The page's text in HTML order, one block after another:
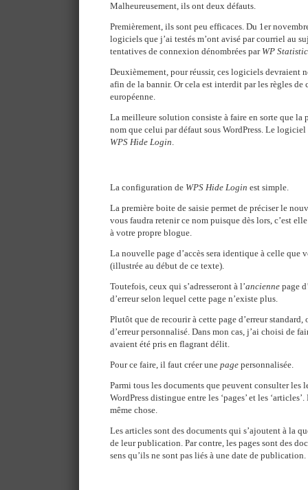
Malheureusement, ils ont deux défauts.
Premièrement, ils sont peu efficaces. Du 1er
logiciels que j’ai testés m’ont avisé par courriel au
tentatives de connexion dénombrées par WP
Deuxièmement, pour réussir, ces logiciels devraient
afin de la bannir. Or cela est interdit par les règles
européenne.
La meilleure solution consiste à faire en sorte que la
nom que celui par défaut sous WordPress. Le
WPS Hide Login.
La configuration de WPS Hide Login est simple.
La première boite de saisie permet de préciser le
vous faudra retenir ce nom puisque dès lors, c’est
à votre propre blogue.
La nouvelle page d’accès sera identique à celle que
(illustrée au début de ce texte).
Toutefois, ceux qui s’adresseront à l’ancienne page
d’erreur selon lequel cette page n’existe plus.
Plutôt que de recourir à cette page d’erreur standard,
d’erreur personnalisé. Dans mon cas, j’ai choisi de
avaient été pris en flagrant délit.
Pour ce faire, il faut créer une page personnalisée.
Parmi tous les documents que peuvent consulter les
WordPress distingue entre les ‘pages’ et les
même chose.
Les articles sont des documents qui s’ajoutent à la
de leur publication. Par contre, les pages sont des
sens qu’ils ne sont pas liés à une date de publication.